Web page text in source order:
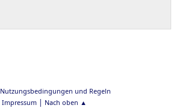
Nutzungsbedingungen und Regeln
Impressum| Nach oben ▲